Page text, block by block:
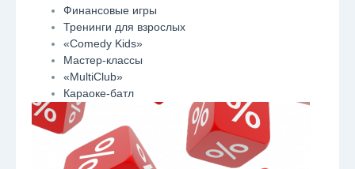
Финансовые игры
Тренинги для взрослых
«Comedy Kids»
Мастер-классы
«MultiClub»
Караоке-батл